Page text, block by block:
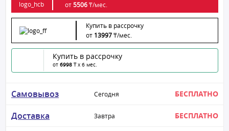
от5506₸/мес.
Купить в рассрочку
от 13997₸/мес.
Купить в рассрочку
от 6998 ₸ x 6 мес.
Самовывоз Сегодня БЕСПЛАТНО
Доставка Завтра БЕСПЛАТНО